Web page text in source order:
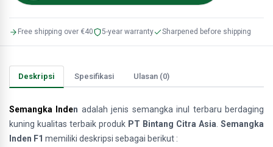
Free shipping over €40 5-year warranty Sharpened before shipping
Deskripsi Spesifikasi Ulasan (0)
Semangka Inden adalah jenis semangka inul terbaru berdaging
kuning kualitas terbaik produk PT Bintang Citra Asia Semangka
Inden F1 memiliki deskripsi sebagai berikut :